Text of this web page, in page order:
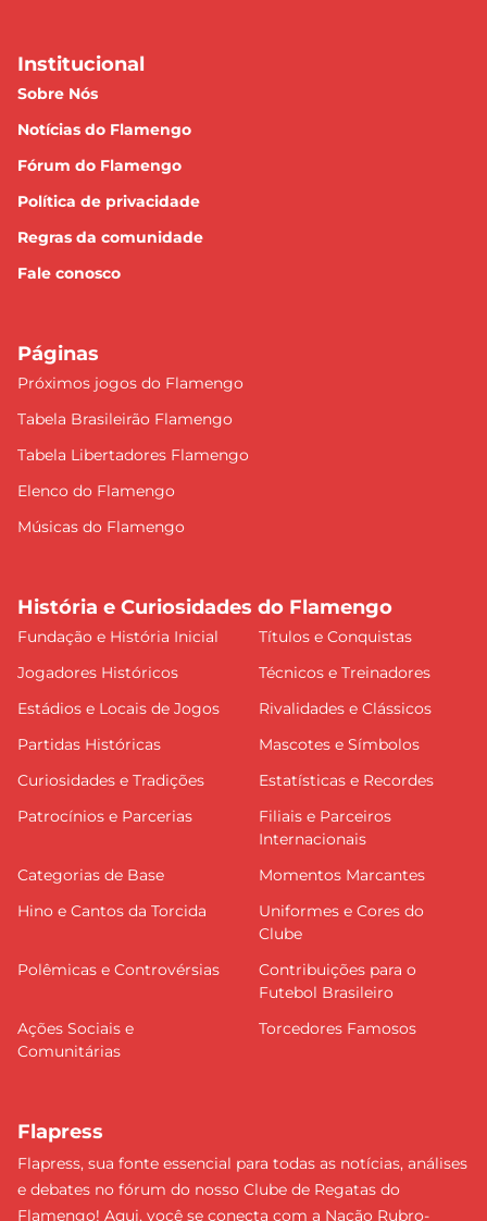
Institucional
Sobre Nós
Notícias do Flamengo
Fórum do Flamengo
Política de privacidade
Regras da comunidade
Fale conosco
Páginas
Próximos jogos do Flamengo
Tabela Brasileirão Flamengo
Tabela Libertadores Flamengo
Elenco do Flamengo
Músicas do Flamengo
História e Curiosidades do Flamengo
Fundação e História Inicial
Títulos e Conquistas
Jogadores Históricos
Técnicos e Treinadores
Estádios e Locais de Jogos
Rivalidades e Clássicos
Partidas Históricas
Mascotes e Símbolos
Curiosidades e Tradições
Estatísticas e Recordes
Patrocínios e Parcerias
Filiais e Parceiros
Internacionais
Categorias de Base
Momentos Marcantes
Hino e Cantos da Torcida
Uniformes e Cores do
Clube
Polêmicas e Controvérsias
Contribuições para o
Futebol Brasileiro
Ações Sociais e
Comunitárias
Torcedores Famosos
Flapress
Flapress, sua fonte essencial para todas as notícias, análises
e debates no fórum do nosso Clube de Regatas do
Flamengo! Aqui, você se conecta com a Nação Rubro-